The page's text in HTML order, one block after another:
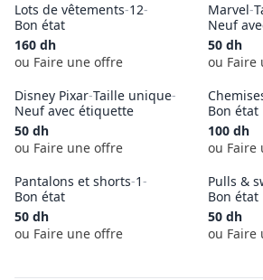
Lots de vêtements-12-
Bon état
160 dh
ou Faire une offre
Marvel-
Neuf
50 dh
ou Faire
Disney Pixar-Taille unique-
Neuf avec étiquette
50 dh
ou Faire une offre
Bon état
100 dh
ou Faire
Pantalons et shorts-1-
Bon état
50 dh
ou Faire une offre
Pulls &
Bon état
50 dh
ou Faire